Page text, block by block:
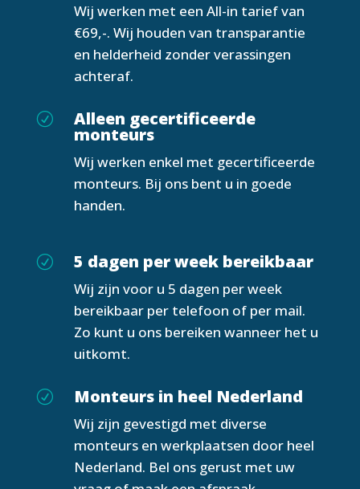
Wij werken met een All-in tarief van
€69,-. Wij houden van transparantie
en helderheid zonder verassingen
achteraf.
R Alleen gecertificeerde
monteurs
Wij werken enkel met gecertificeerde
monteurs. Bij ons bent u in goede
handen.
R 5 dagen per week bereikbaar
Wij zijn voor u 5 dagen per week
bereikbaar per telefoon of per mail.
Zo kunt u ons bereiken wanneer het u
uitkomt.
R Monteurs in heel Nederland
Wij zijn gevestigd met diverse
monteurs en werkplaatsen door heel
Nederland. Bel ons gerust met uw